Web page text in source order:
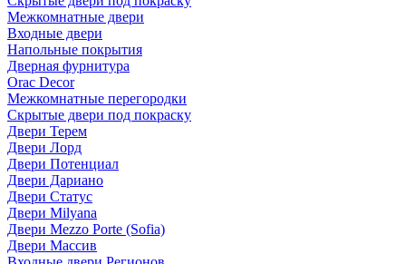
Межкомнатные двери
Входные двери
Напольные покрытия
Дверная фурнитура
Orac Decor
Межкомнатные перегородки
Скрытые двери под покраскy
Двери Терем
Двери Лорд
Двери Потенциал
Двери Дариано
Двери Статус
Двери Milyana
Двери Mezzo Porte (Sofia)
Двери Массив